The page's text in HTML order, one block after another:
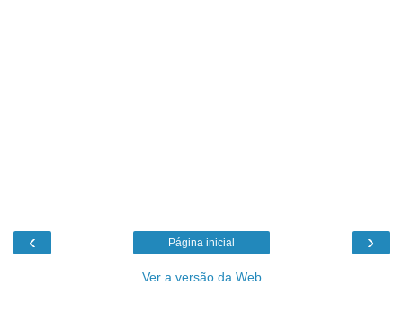
‹ ›
Página inicial
Ver a versão da Web